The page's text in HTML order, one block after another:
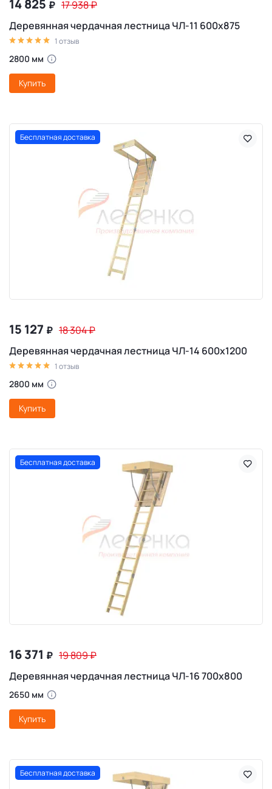
14 825 ₽ 17 938₽
Деревянная чердачная лестница ЧЛ-11 600х875
1 отзыв
2800 мм
Купить
Бесплатная доставка
15 127 ₽ 18 304₽
Деревянная чердачная лестница ЧЛ-14 600х1200
1 отзыв
2800 мм
Купить
Бесплатная доставка
16 371 ₽ 19 809₽
Деревянная чердачная лестница ЧЛ-16 700х800
2650 мм
Купить
Бесплатная доставка